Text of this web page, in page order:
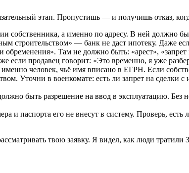
этап. Пропустишь — и получишь отказ,
а именно по адресу. В ней должно
строительством» — банк не даст ипотеку. Даже
Там не должно быть: «арест»,
если продавец говорит: «Это временно, я уже
человек, чьё имя вписано в ЕГРН. Если
Уточни в военкомате: есть ли запрет на сделки
быть разрешение на ввод в эксплуатацию.
и паспорта его не внесут в систему. Проверь, есть
твою заявку. Я видел, как люди тратили